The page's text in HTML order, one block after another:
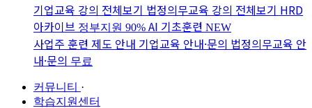
기업교육 강의 전체보기 법정의무교육 강의 전체보기 HRD
아카이브 정부지원 90% AI 기초훈련 NEW
사업주 훈련 제도 안내 기업교육 안내·문의 법정의무교육 안
내·문의 무료
커뮤니티 ·
학습지원센터